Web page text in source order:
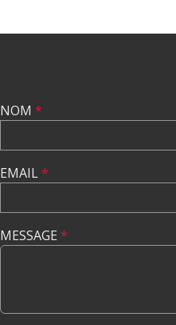
NOM *
EMAIL*
MESSAGE *